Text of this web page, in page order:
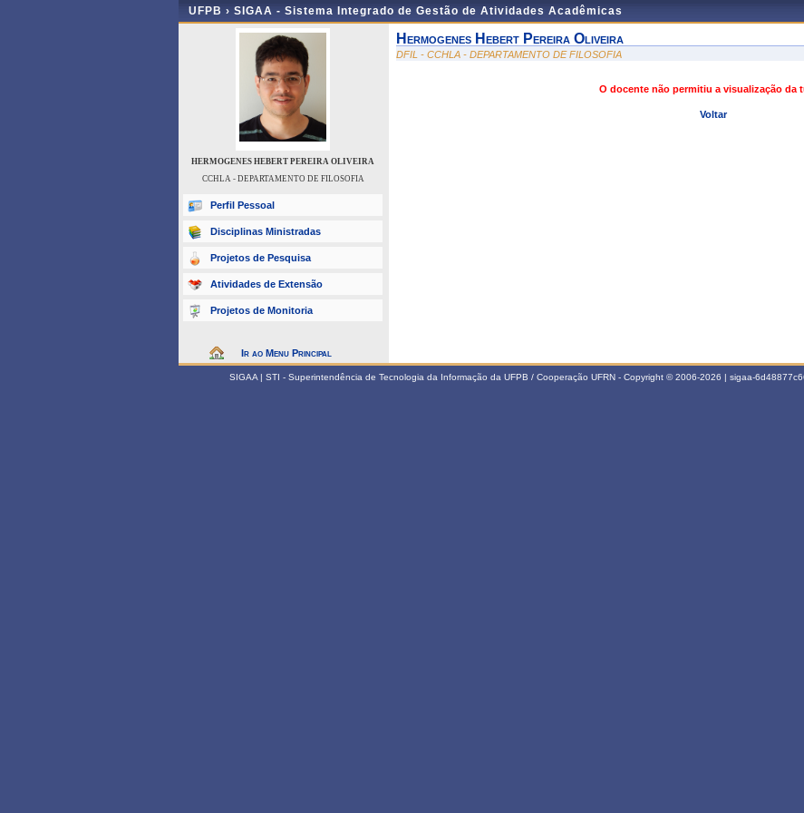
UFPB › SIGAA - Sistema Integrado de Gestão de Atividades Acadêmicas
HERMOGENES HEBERT PEREIRA OLIVEIRA
CCHLA - DEPARTAMENTO DE FILOSOFIA
Perfil Pessoal
Disciplinas Ministradas
Projetos de Pesquisa
Atividades de Extensão
Projetos de Monitoria
Ir ao Menu Principal
Hermogenes Hebert Pereira Oliveira
DFIL - CCHLA - DEPARTAMENTO DE FILOSOFIA
O docente não permitiu a visualização da
Voltar
SIGAA | STI - Superintendência de Tecnologia da Informação da UFPB / Cooperação UFRN - Copyright © 2006-2026 | sigaa-